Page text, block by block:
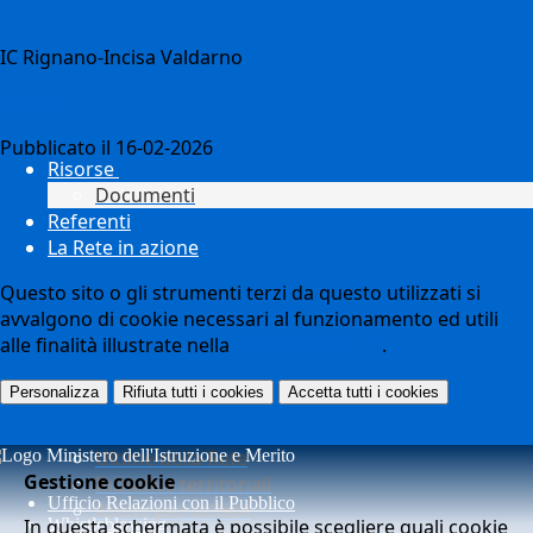
Risorse
Documenti
Referenti
La Rete in azione
Ultime della Rete
Iniziative territoriali
Azioni per la Rete
IC Rignano-Incisa Valdarno
Pubblicato il 16-02-2026
Questo sito o gli strumenti terzi da questo utilizzati si
avvalgono di cookie necessari al funzionamento ed utili
alle finalità illustrate nella
.
Personalizza Rifiuta tutti i cookies Accetta tutti i cookies
Gestione cookie
In questa schermata è possibile scegliere quali cookie
Ufficio Relazioni con il Pubblico
Whistleblowing